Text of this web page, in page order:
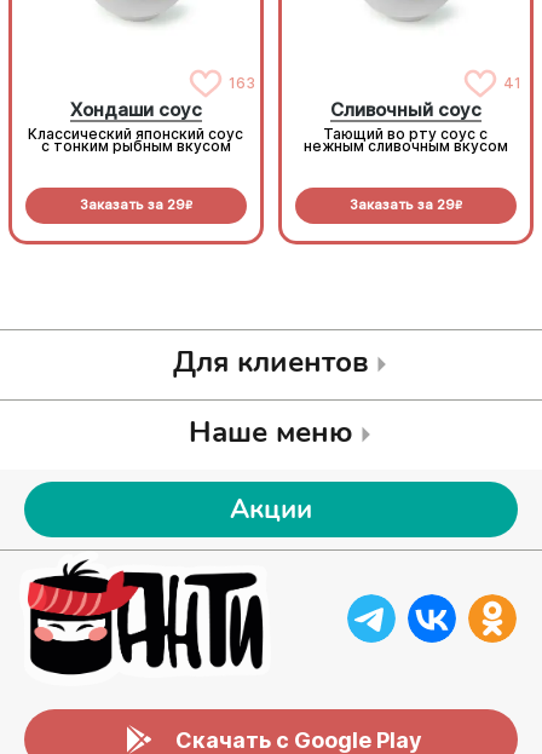
163
Хондаши соус
Классический японский соус
с тонким рыбным вкусом
Заказать за 29R
41
Сливочный соус
Тающий во рту соус с
нежным сливочным вкусом
Заказать за 29R
Для клиентов
Наше меню
Акции
Скачать с Google Play